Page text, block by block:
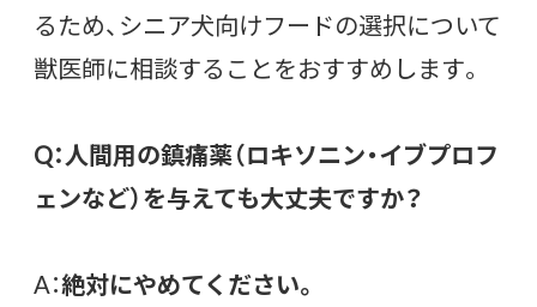
るため、シニア犬向けフードの選択について
獣医師に相談することをおすすめします。
Q：人間用の鎮痛薬（ロキソニン・イブプロフ
ェンなど）を与えても大丈夫ですか？
A：絶対にやめてください。